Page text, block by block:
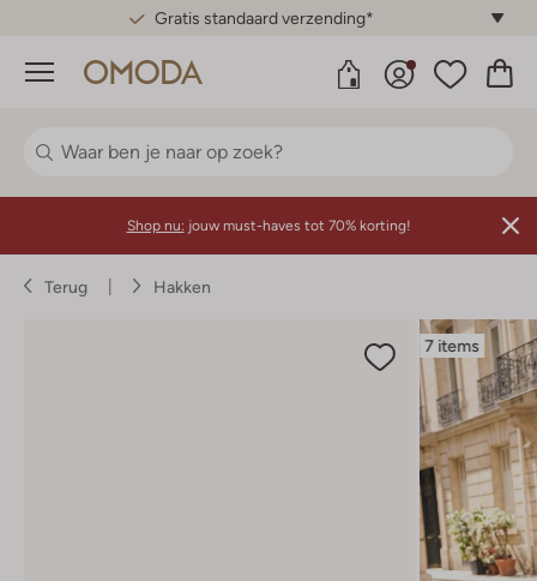
Gratis standaard verzending*
Menu
Shop nu: jouw must-haves tot 70% korting!
Terug Hakken
7 items